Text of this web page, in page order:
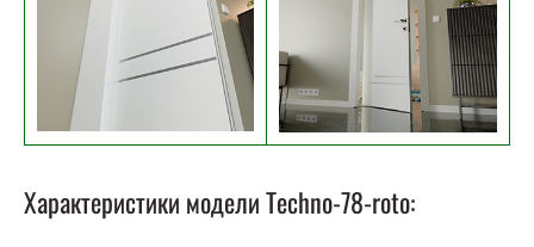
Характеристики модели Techno-78-roto: